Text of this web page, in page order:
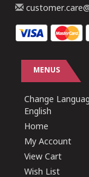
MENUS
Change
English
Home
My Account
View Cart
Wish List